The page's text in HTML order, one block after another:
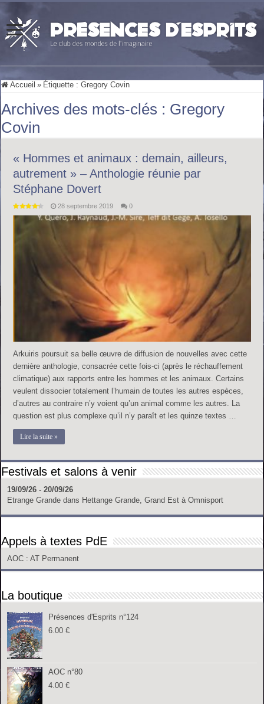
Accueil » Étiquette :Gregory Covin
Archives des mots-clés : Gregory
Covin
« Hommes et animaux : demain, ailleurs,
autrement » – Anthologie réunie par
Stéphane Dovert
28 septembre 2019 0
Arkuiris poursuit sa belle œuvre de diffusion de nouvelles avec cette
dernière anthologie, consacrée cette fois-ci (après le réchauffement
climatique) aux rapports entre les hommes et les animaux. Certains
veulent dissocier totalement l’humain de toutes les autres espèces,
d’autres au contraire n’y voient qu’un animal comme les autres. La
question est plus complexe qu’il n’y paraît et les quinze textes …
Lire la suite »
Festivals et salons à venir
19/09/26 - 20/09/26
Etrange Grande dans Hettange Grande, Grand Est à Omnisport
Appels à textes PdE
AOC : AT Permanent
La boutique
Présences d'Esprits n°124
6.00€
AOC n°80
4.00€